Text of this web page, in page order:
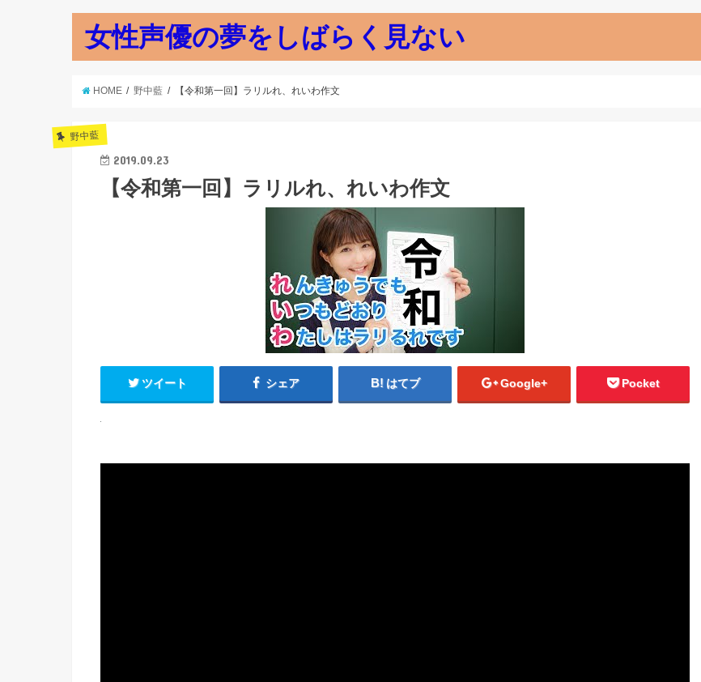
女性声優の夢をしばらく見ない
HOME 野中藍 【令和第一回】ラリルれ、れいわ作文
野中藍
2019.09.23
【令和第一回】ラリルれ、れいわ作文
ツイート シェア はてブ Google+ Pocket